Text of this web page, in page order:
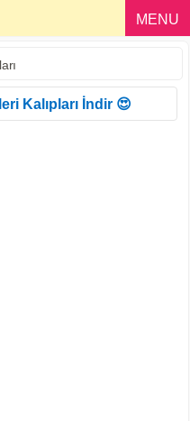
MENU
Kalıpları İndir 😍